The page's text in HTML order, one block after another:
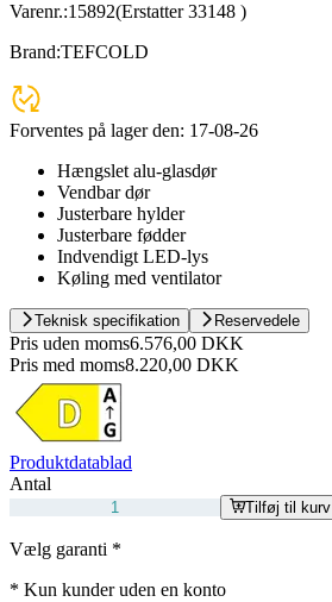
Varenr.:15892(Erstatter 33148 )
Brand:TEFCOLD
Forventes på lager den: 17-08-26
Hængslet alu-glasdør
Vendbar dør
Justerbare hylder
Justerbare fødder
Indvendigt LED-lys
Køling med ventilator
Teknisk specifikation Reservedele
Pris uden moms6.576,00 DKK
Pris med moms8.220,00 DKK
Produktdatablad
Antal
Tilføj til kurv
Vælg garanti *
* Kun kunder uden en konto